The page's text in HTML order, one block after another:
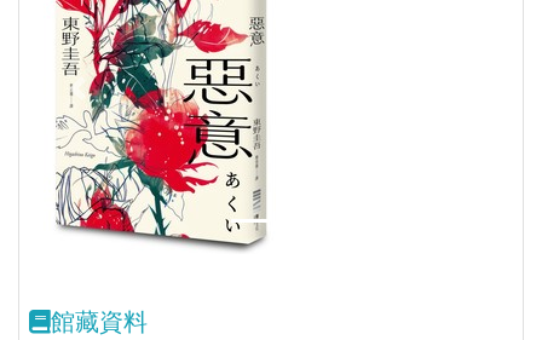
Previous
館藏資料